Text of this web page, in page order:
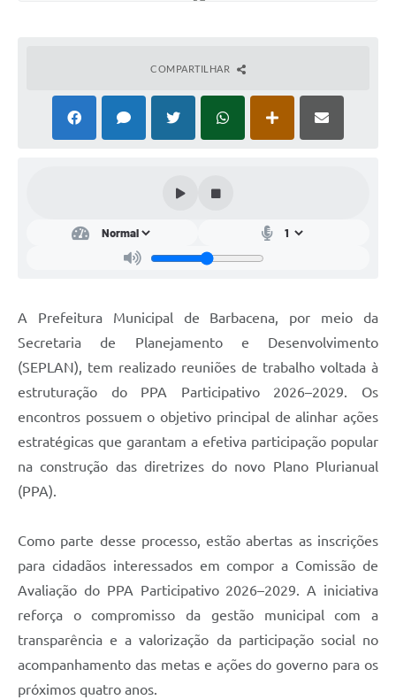
PCA (Planos de Contratações Anuais)
Plano Diretor e Mobilidade Urbana
3º Jornada Empreendedora BQ
Festival Gastronômico
Emprega Barbacena
Regularização de bairros
Carta de Serviços
Arquivos para Download
Legislação
Telefones Úteis
COMPARTILHAR
A Prefeitura Municipal de Barbacena, por meio da
Secretaria de Planejamento e Desenvolvimento
(SEPLAN), tem realizado reuniões de trabalho voltada à
estruturação do PPA Participativo 2026–2029. Os
encontros possuem o objetivo principal de alinhar ações
estratégicas que garantam a efetiva participação popular
na construção das diretrizes do novo Plano Plurianual
(PPA).
Como parte desse processo, estão abertas as inscrições
para cidadãos interessados em compor a Comissão de
Avaliação do PPA Participativo 2026–2029. A iniciativa
reforça o compromisso da gestão municipal com a
transparência e a valorização da participação social no
acompanhamento das metas e ações do governo para os
próximos quatro anos.